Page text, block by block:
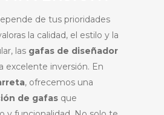
de tus prioridades
la calidad, el estilo y la
las gafas de diseñador
excelente inversión. En
, ofrecemos una
de gafas que